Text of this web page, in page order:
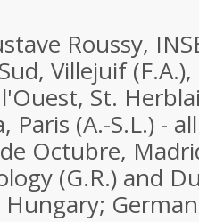
Roussy,
Villejuif
St.
Paris (A.-S.L.) -
Octubre,
(G.R.) and
Hungary;